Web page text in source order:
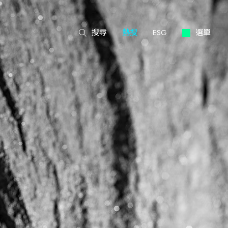
搜尋 熱搜 ESG 選單